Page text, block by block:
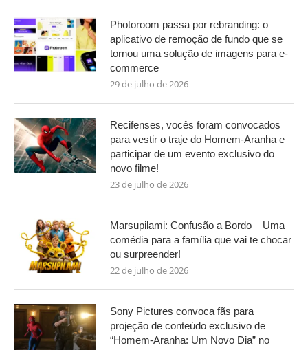
Photoroom passa por rebranding: o
aplicativo de remoção de fundo que se
tornou uma solução de imagens para e-
commerce
29 de julho de 2026
Recifenses, vocês foram convocados
para vestir o traje do Homem-Aranha e
participar de um evento exclusivo do
novo filme!
23 de julho de 2026
Marsupilami: Confusão a Bordo – Uma
comédia para a família que vai te chocar
ou surpreender!
22 de julho de 2026
Sony Pictures convoca fãs para
projeção de conteúdo exclusivo de
“Homem-Aranha: Um Novo Dia” no